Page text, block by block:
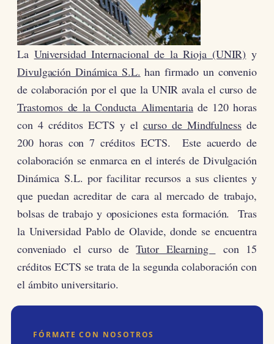
La Universidad Internacional de la Rioja (UNIR) y
Divulgación Dinámica S.L. han firmado un convenio
de colaboración por el que la UNIR avala el curso de
Trastornos de la Conducta Alimentariade 120 horas
con 4 créditos ECTS y el curso de Mindfulnessde
200 horas con 7 créditos ECTS. Este acuerdo de
colaboración se enmarca en el interés de Divulgación
Dinámica S.L. por facilitar recursos a sus clientes y
que puedan acreditar de cara al mercado de trabajo,
bolsas de trabajo y oposiciones esta formación. Tras
la Universidad Pablo de Olavide, donde se encuentra
conveniado el curso deTutor Elearning
con 15
créditos ECTS se trata de la segunda colaboración con
el ámbito universitario.
FÓRMATE CON NOSOTROS